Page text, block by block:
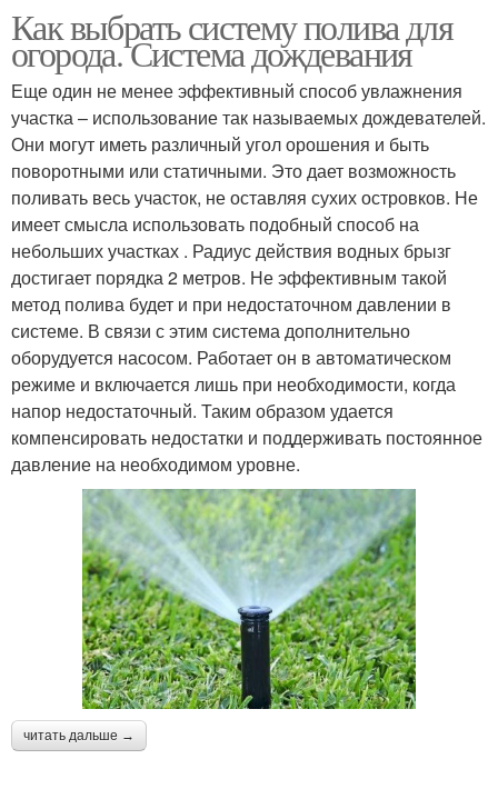
Как выбрать систему полива для
огорода. Система дождевания
Еще один не менее эффективный способ увлажнения
участка – использование так называемых дождевателей.
Они могут иметь различный угол орошения и быть
поворотными или статичными. Это дает возможность
поливать весь участок, не оставляя сухих островков. Не
имеет смысла использовать подобный способ на
небольших участках . Радиус действия водных брызг
достигает порядка 2 метров. Не эффективным такой
метод полива будет и при недостаточном давлении в
системе. В связи с этим система дополнительно
оборудуется насосом. Работает он в автоматическом
режиме и включается лишь при необходимости, когда
напор недостаточный. Таким образом удается
компенсировать недостатки и поддерживать постоянное
давление на необходимом уровне.
читать дальше →